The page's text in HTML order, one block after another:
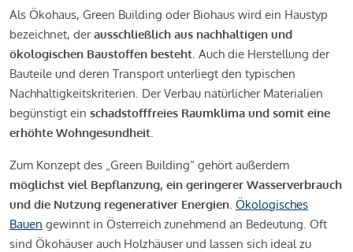
Als Ökohaus, Green Building oder Biohaus wird ein Haustyp
bezeichnet, derausschließlich aus nachhaltigen und
ökologischen Baustoffen besteht . Auch die Herstellung der
Bauteile und deren Transport unterliegt den typischen
Nachhaltigkeitskriterien. Der Verbau natürlicher Materialien
begünstigt ein schadstofffreies Raumklima und somit eine
erhöhte Wohngesundheit
Zum Konzept des „Green Building“ gehört außerdem
möglichst viel Bepflanzung, ein geringerer Wasserverbrauch
und die Nutzung regenerativer Energien Ökologisches
Bauen gewinnt in Österreich zunehmend an Bedeutung. Oft
sind Ökohäuser auch Holzhäuser und lassen sich ideal zu